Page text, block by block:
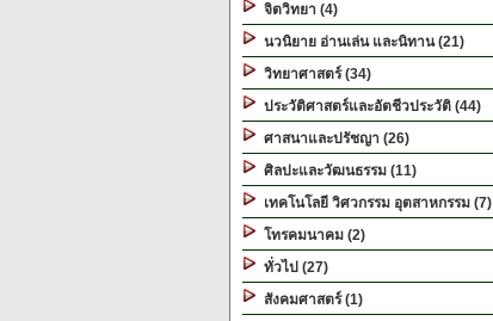
จิตวิทยา (4)
นวนิยาย อ่านเล่น และนิทาน (21)
วิทยาศาสตร์ (34)
ประวัติศาสตร์และอัตชีวประวัติ (44)
ศาสนาและปรัชญา (26)
ศิลปะและวัฒนธรรม (11)
เทคโนโลยี วิศวกรรม อุตสาหกรรม (7)
โทรคมนาคม (2)
ทั่วไป (27)
สังคมศาสตร์ (1)